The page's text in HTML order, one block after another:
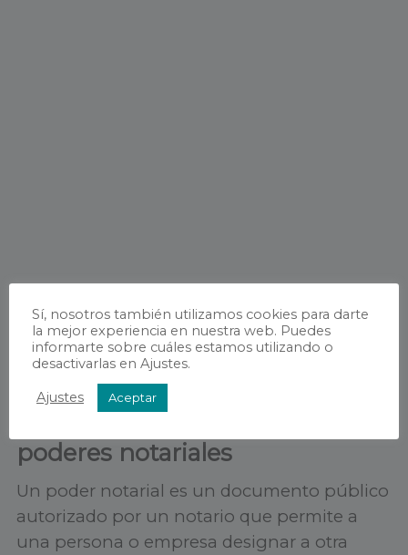
poderes notariales
Un poder notarial es un documento público
autorizado por un notario que permite a
una persona o empresa designar a otra
Sí, nosotros también utilizamos cookies para darte
la mejor experiencia en nuestra web. Puedes
informarte sobre cuáles estamos utilizando o
desactivarlas en Ajustes.
Ajustes Aceptar